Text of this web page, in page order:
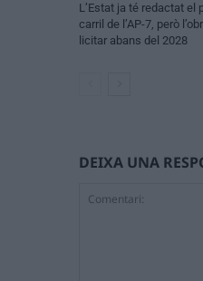
L’Estat ja té redactat el
carril de l’AP-7, però
licitar abans del 2028
DEIXA UNA